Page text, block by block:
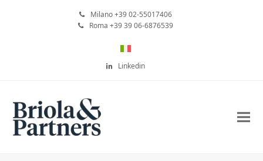
Milano +39 02-55017406
Roma +39 39 06-6876539
Linkedin